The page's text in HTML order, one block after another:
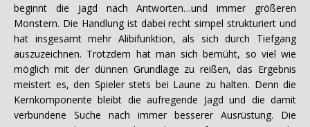
beginnt die Jagd nach Antworten…und immer größeren
Monstern. Die Handlung ist dabei recht simpel strukturiert und
hat insgesamt mehr Alibifunktion, als sich durch Tiefgang
auszuzeichnen. Trotzdem hat man sich bemüht, so viel wie
möglich mit der dünnen Grundlage zu reißen, das Ergebnis
meistert es, den Spieler stets bei Laune zu halten. Denn die
Kernkomponente bleibt die aufregende Jagd und die damit
verbundene Suche nach immer besserer Ausrüstung. Die